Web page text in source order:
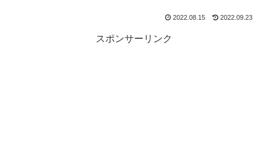
2022.08.15 2022.09.23
スポンサーリンク